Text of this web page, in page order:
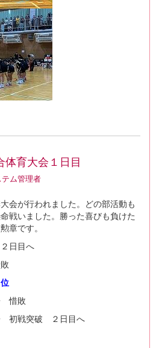
育大会１日目
テム管理者
会が行われました。どの部活動も
戦いました。勝った喜びも負けた
章です。
日目へ
惜敗
初戦突破 ２日目へ